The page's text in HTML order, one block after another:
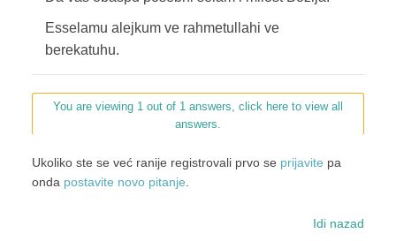
Esselamu alejkum ve rahmetullahi ve
berekatuhu.
You are viewing 1 out of 1 answers, click here to view all
answers.
Ukoliko ste se već ranije registrovali prvo se prijavite pa
onda postavite novo pitanje.
Idi nazad